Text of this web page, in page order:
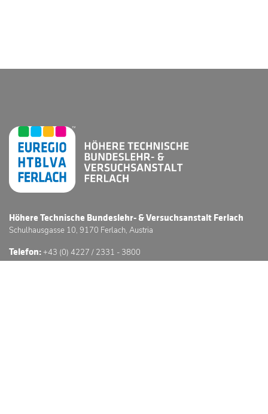
Höhere Technische Bundeslehr- & Versuchsanstalt Ferlach
Schulhausgasse 10, 9170 Ferlach, Austria
Telefon:+43 (0) 4227 / 2331 - 3800
E-Mail: